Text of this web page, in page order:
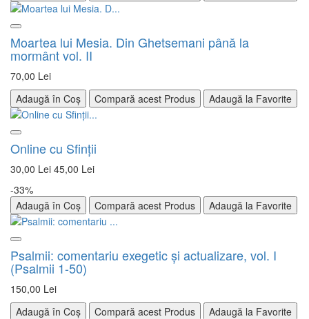
Moartea lui Mesia. Din Ghetsemani până la
mormânt vol. II
70,00 Lei
Adaugă în Coș
Compară acest Produs Adaugă la Favorite
Online cu Sfinţii
30,00 Lei 45,00 Lei
-33%
Adaugă în Coș
Compară acest Produs Adaugă la Favorite
Psalmii: comentariu exegetic şi actualizare, vol. I
(Psalmii 1-50)
150,00 Lei
Adaugă în Coș
Compară acest Produs Adaugă la Favorite